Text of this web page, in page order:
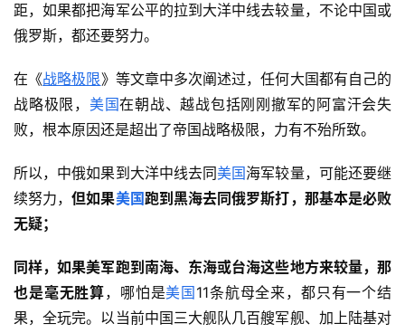
距，如果都把海军公平的拉到大洋中线去较量，不论中国或
俄罗斯，都还要努力。
在《战略极限》等文章中多次阐述过，任何大国都有自己的
战略极限， 美国在朝战、越战包括刚刚撤军的阿富汗会失
败，根本原因还是超出了帝国战略极限，力有不殆所致。
所以，中俄如果到大洋中线去同美国海军较量，可能还要继
续努力，但如果美国跑到黑海去同俄罗斯打，那基本是必败
无疑；
同样，如果美军跑到南海、东海或台海这些地方来较量，那
也是毫无胜算，哪怕是美国 11条航母全来，都只有一个结
果，全玩完。以当前中国三大舰队几百艘军舰、加上陆基对